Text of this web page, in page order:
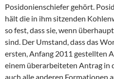
Posidonienschiefer gehört.
hält die in ihm sitzenden
so fest, dass sie, wenn
sind. Der Umstand, dass das
ersten, Anfang 2011 gestellten
einem überarbeiteten Antrag in
auch alle anderen Formationen